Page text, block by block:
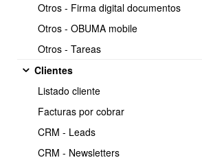
Otros - Firma digital documentos
Otros - OBUMA mobile
Otros - Tareas
Clientes
Listado cliente
Facturas por cobrar
CRM - Leads
CRM - Newsletters
Como generar el
caja por OBUMA
apertura/cierre
Copiar
https://www.obuma.cl/ayuda/
generar-el-control-caja-por-obuma-erp--